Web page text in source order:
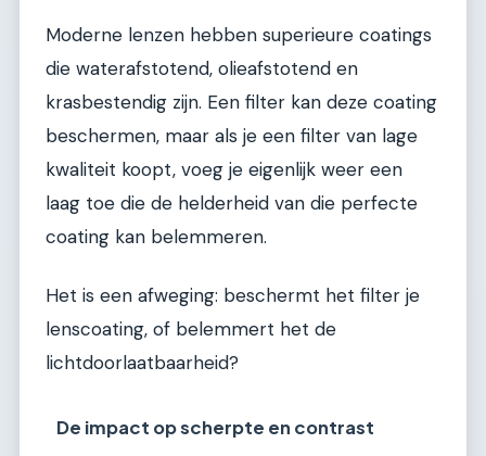
Moderne lenzen hebben superieure coatings
die waterafstotend, olieafstotend en
krasbestendig zijn. Een filter kan deze coating
beschermen, maar als je een filter van lage
kwaliteit koopt, voeg je eigenlijk weer een
laag toe die de helderheid van die perfecte
coating kan belemmeren.
Het is een afweging: beschermt het filter je
lenscoating, of belemmert het de
lichtdoorlaatbaarheid?
De impact op scherpte en contrast